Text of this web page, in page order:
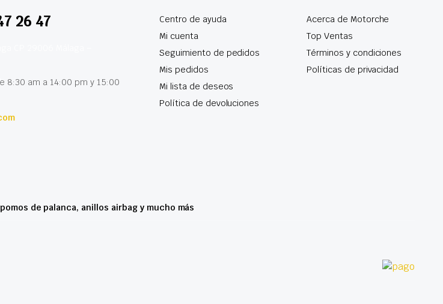
26 47
8:30 am a 14:00 pm y 15:00
Centro de ayuda
Mi cuenta
Seguimiento de pedidos
Mis pedidos
Mi lista de deseos
Política de devoluciones
Acerca de Motorche
Top Ventas
Términos y condiciones
Políticas de privacidad
de palanca, anillos airbag y mucho más